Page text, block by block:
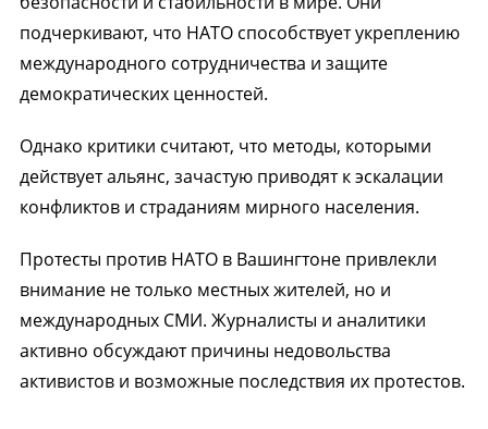
подчеркивают, что НАТО способствует укреплению
международного сотрудничества и защите
демократических ценностей.
Однако критики считают, что методы, которыми
действует альянс, зачастую приводят к эскалации
конфликтов и страданиям мирного населения.
Протесты против НАТО в Вашингтоне привлекли
внимание не только местных жителей, но и
международных СМИ. Журналисты и аналитики
активно обсуждают причины недовольства
активистов и возможные последствия их протестов.